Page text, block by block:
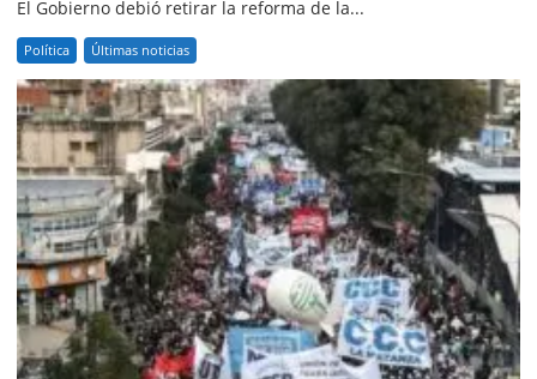
El Gobierno debió retirar la reforma de la...
Política Últimas noticias